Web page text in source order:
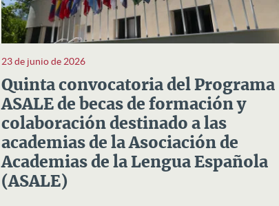
23 de junio de 2026
Quinta convocatoria del Programa
ASALE de becas de formación y
colaboración destinado a las
academias de la Asociación de
Academias de la Lengua Española
(ASALE)